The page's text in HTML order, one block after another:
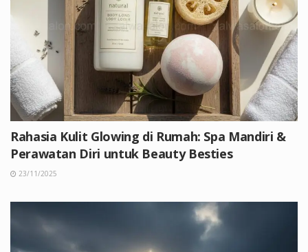
Rahasia Kulit Glowing di Rumah: Spa Mandiri &
Perawatan Diri untuk Beauty Besties
23/11/2025